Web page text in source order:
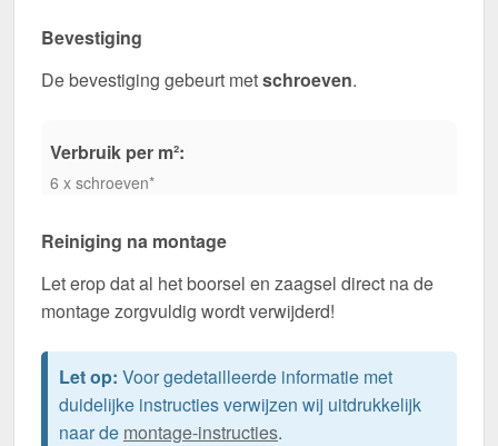
Bevestiging
De bevestiging gebeurt metschroeven.
Verbruik per m²:
6 x schroeven*
Reiniging na montage
Let erop dat al het boorsel en zaagsel direct na de
montage zorgvuldig wordt verwijderd!
Let op: Voor gedetailleerde informatie met
duidelijke instructies verwijzen wij uitdrukkelijk
naar de montage-instructies.